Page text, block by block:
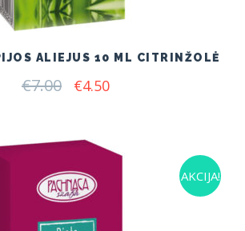
ALIEJUS 10 ML CITRINŽOLĖ
€7.00 Original
€4.50Current
AKCIJA!